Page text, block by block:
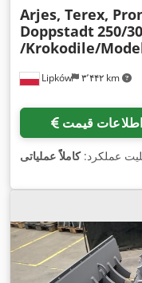
Lipków ۳٬۴۴۲ km
Arjes, Terex,
Doppstadt250/
/Krokodile/
اطلاعات قیمت
عملکرد:کاملاً عملیاتی